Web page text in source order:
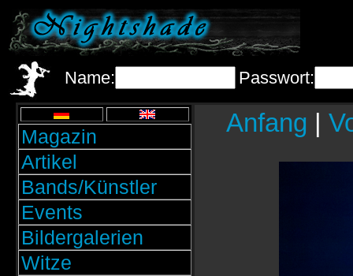
Name: Passwort:
Magazin
Artikel
Bands/Künstler
Events
Bildergalerien
Witze
Anfang |